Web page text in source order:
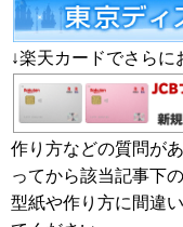
↓楽天カードでさらに
作り方などの質問があ
ってから該当記事下
型紙や作り方に間違